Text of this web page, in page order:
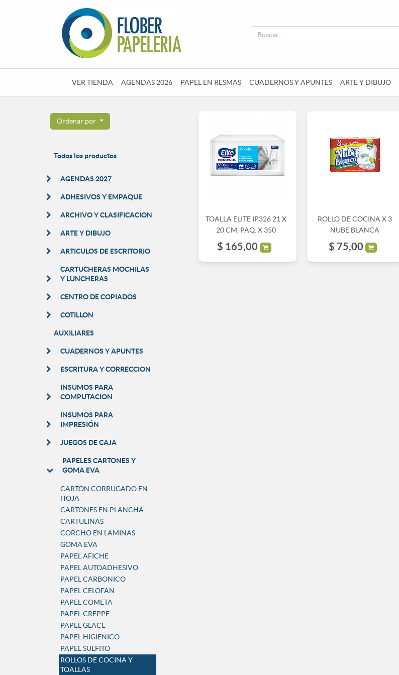
VER TIENDA AGENDAS 2026 PAPEL EN RESMAS CUADERNOS Y APUNTES ARTE Y DIBUJO
Ordenar por
Todos los productos
AGENDAS 2027
ADHESIVOS Y EMPAQUE
ARCHIVO Y CLASIFICACION
ARTE Y DIBUJO
ARTICULOS DE ESCRITORIO
CARTUCHERAS MOCHILAS
Y LUNCHERAS
CENTRO DE COPIADOS
COTILLON
AUXILIARES
CUADERNOS Y APUNTES
ESCRITURA Y CORRECCION
INSUMOS PARA
COMPUTACION
INSUMOS PARA
IMPRESIÓN
JUEGOS DE CAJA
PAPELES CARTONES Y
GOMA EVA
CARTON CORRUGADO EN
HOJA
CARTONES EN PLANCHA
CARTULINAS
CORCHO EN LAMINAS
GOMA EVA
PAPEL AFICHE
PAPEL AUTOADHESIVO
PAPEL CARBONICO
PAPEL CELOFAN
PAPEL COMETA
PAPEL CREPPE
PAPEL GLACE
PAPEL HIGIENICO
PAPEL SULFITO
ROLLOS DE COCINA Y
TOALLAS
TOALLA ELITE IP326 21 X
20 CM. PAQ. X 350
$ 165,00
ROLLO DE COCINA X 3
NUBE BLANCA
$ 75,00